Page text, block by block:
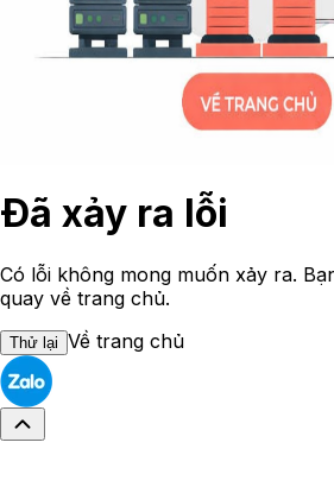
Đã xảy ra lỗi
Có lỗi không mong muốn xảy ra.
quay về trang chủ.
Thử lại Về trang chủ